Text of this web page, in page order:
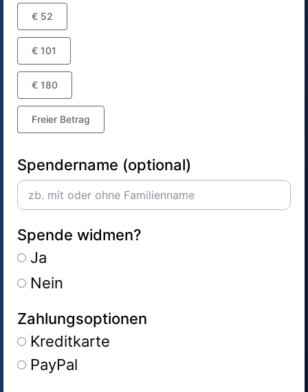
€ 52
€ 101
€ 180
Freier Betrag
Spendername (optional)
Spende widmen?
Ja
Nein
Zahlungsoptionen
Kreditkarte
PayPal